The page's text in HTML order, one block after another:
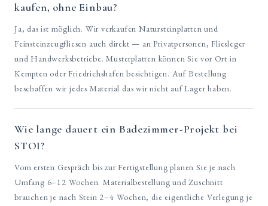
kaufen, ohne Einbau?
Ja, das ist möglich. Wir verkaufen Natursteinplatten und
Feinsteinzeugfliesen auch direkt — an Privatpersonen, Fliesleger
und Handwerksbetriebe. Musterplatten können Sie vor Ort in
Kempten oder Friedrichshafen besichtigen. Auf Bestellung
beschaffen wir jedes Material das wir nicht auf Lager haben.
Wie lange dauert ein Badezimmer-Projekt bei
STOI?
Vom ersten Gespräch bis zur Fertigstellung planen Sie je nach
Umfang 6–12 Wochen. Materialbestellung und Zuschnitt
brauchen je nach Stein 2–4 Wochen, die eigentliche Verlegung je